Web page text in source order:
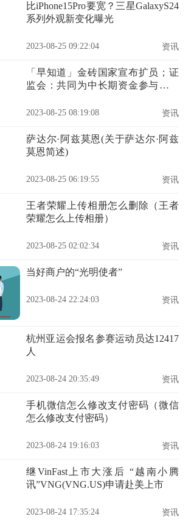
比iPhone15Pro要宽？三星GalaxyS24
系列外观新变化曝光
2023-08-25 09:22:04 资讯
「早知道」金砖国家宣布扩员；证
监会：共同为中长期资金参与资本
2023-08-25 08:19:08 资讯
萨达尔·阿兹莫恩(关于萨达尔·阿兹
莫恩简述)
2023-08-25 06:19:55 资讯
王者荣耀上传相册怎么删除（王者
荣耀怎么上传相册）
2023-08-25 02:02:34 资讯
当好商户的“光明使者”
2023-08-24 22:24:03 资讯
杭州亚运会报名参赛运动员达12417
人
2023-08-24 20:35:49 资讯
手机微信怎么修改支付密码（微信
怎么修改支付密码）
2023-08-24 19:16:03 资讯
继VinFast上市大涨后 “越南小腾
讯”VNG(VNG.US)申请赴美上市
2023-08-24 17:35:24 资讯